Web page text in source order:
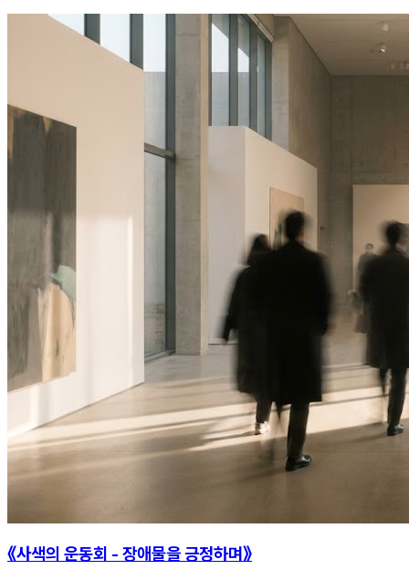
《사색의 운동회 - 장애물을 긍정하며》